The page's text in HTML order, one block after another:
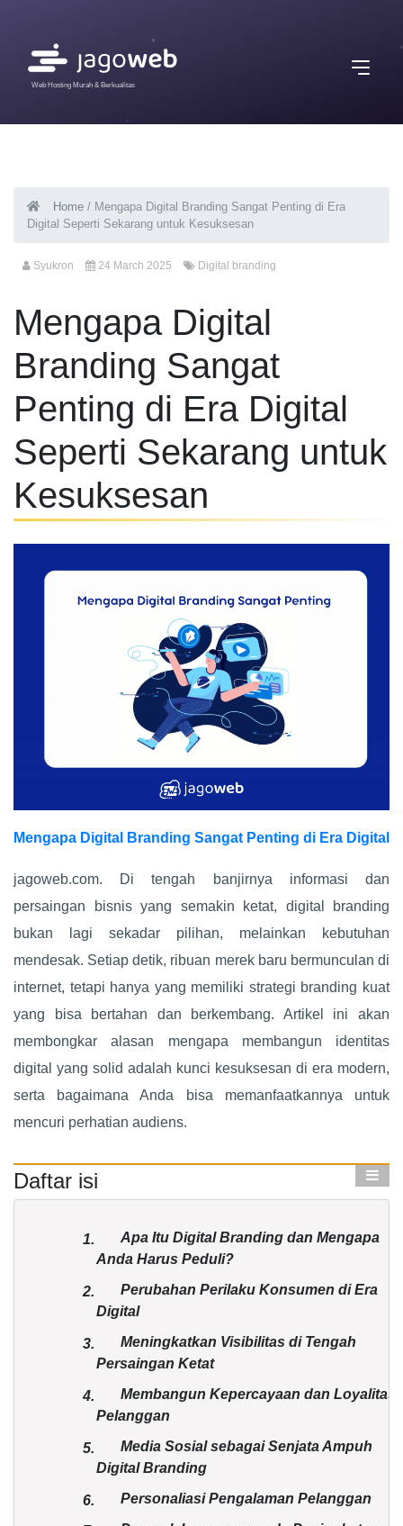
Web Hosting Murah & Berkualitas
Home / Mengapa Digital Branding Sangat Penting di Era
Digital Seperti Sekarang untuk Kesuksesan
Syukron 24 March 2025 Digital branding
Mengapa Digital
Branding Sangat
Penting di Era Digital
Seperti Sekarang untuk
Kesuksesan
Mengapa Digital Branding Sangat Penting di Era Digital
jagoweb.com. Di tengah banjirnya informasi dan
persaingan bisnis yang semakin ketat, digital branding
bukan lagi sekadar pilihan, melainkan kebutuhan
mendesak. Setiap detik, ribuan merek baru bermunculan di
internet, tetapi hanya yang memiliki strategi branding kuat
yang bisa bertahan dan berkembang. Artikel ini akan
membongkar alasan mengapa membangun identitas
digital yang solid adalah kunci kesuksesan di era modern,
serta bagaimana Anda bisa memanfaatkannya untuk
mencuri perhatian audiens.
Daftar isi
1.
Apa Itu Digital Branding dan Mengapa
Anda Harus Peduli?
2.
Perubahan Perilaku Konsumen di Era
Digital
3.
Meningkatkan Visibilitas di Tengah
Persaingan Ketat
4.
Membangun Kepercayaan dan Loyalitas
Pelanggan
5.
Media Sosial sebagai Senjata Ampuh
Digital Branding
6. Personaliasi Pengalaman Pelanggan